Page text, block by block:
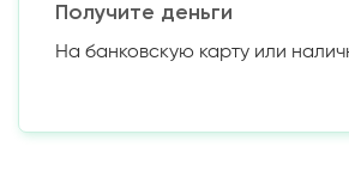
Получите деньги
На банковскую карту или